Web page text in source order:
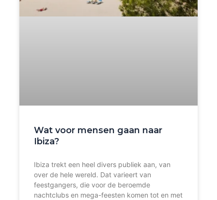
Wat voor mensen gaan naar
Ibiza?
Ibiza trekt een heel divers publiek aan, van
over de hele wereld. Dat varieert van
feestgangers, die voor de beroemde
nachtclubs en mega-feesten komen tot en met